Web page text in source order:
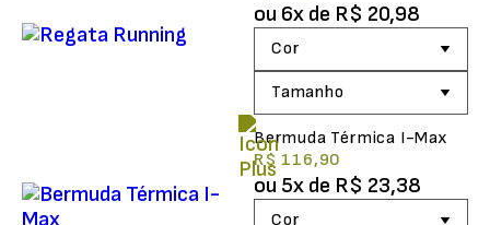
ou 6x de R$ 20,98
Bermuda Térmica I-Max
R$ 116,90
ou 5x de R$ 23,38